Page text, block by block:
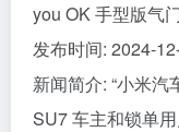
you OK 手型版气
发布时间: 2024-
新闻简介: “小米汽
SU7 车主和锁单